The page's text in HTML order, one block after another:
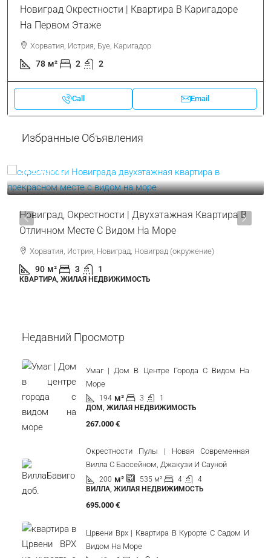
Новиград Окрестности | Квартира В Каригадоре
На Первом Этаже
Хорватия, Истрия, Буе, Каригадор
78 м² 2 2
Call Email
Избранные Объявления
319.000 €
Новиград, Окрестности | Двухэтажная Квартира В
Отличном Месте С Видом На Море
Хорватия, Истрия, Новиград, Новиград (окружение)
90 м² 3 1
КВАРТИРА, ЖИЛАЯ НЕДВИЖИМОСТЬ
Недавний Просмотр
Умаг | Дом В Центре Города С Видом На
Море
194 м² 3
1
ДОМ, ЖИЛАЯ НЕДВИЖИМОСТЬ
267.000 €
Окрестности Пулы | Новая Современная
Вилла С Бассейном, Джакузи И Сауной
200 м² 535 м² 4
4
ВИЛЛА, ЖИЛАЯ НЕДВИЖИМОСТЬ
695.000 €
Црвени Врх | Квартира В Курорте С Садом И
Видом На Море